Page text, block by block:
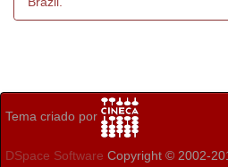
Tema criado por
DSpace Software Copyright © 2002-